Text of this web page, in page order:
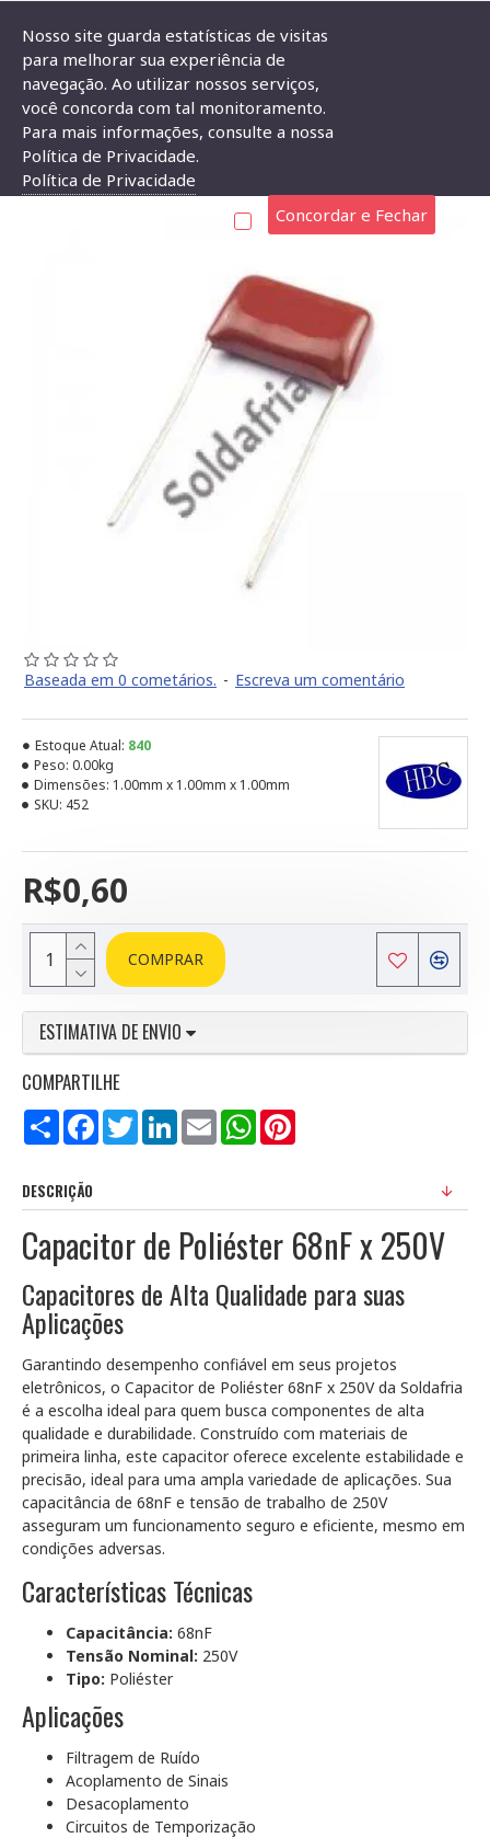
Capacitor De Poliester 68nF X 250V
CAPACITOR DE POLIESTER 68NF X 250V
Baseada em 0 cometários. - Escreva um comentário
R$0,60
Estoque Atual: 840
Peso: 0.00kg
Dimensões: 1.00mm x 1.00mm x 1.00mm
SKU: 452
COMPRAR
ESTIMATIVA DE ENVIO
COMPARTILHE
Compartilhar
FacebookTwitterLinkedInEmail WhatsApp
DESCRIÇÃO
Capacitor de Poliéster 68nF x 250V
Capacitores de Alta Qualidade para suas
Aplicações
Garantindo desempenho confiável em seus projetos
eletrônicos, o Capacitor de Poliéster 68nF x 250V da Soldafria
é a escolha ideal para quem busca componentes de alta
qualidade e durabilidade. Construído com materiais de
primeira linha, este capacitor oferece excelente estabilidade e
precisão, ideal para uma ampla variedade de aplicações. Sua
capacitância de 68nF e tensão de trabalho de 250V
asseguram um funcionamento seguro e eficiente, mesmo em
condições adversas.
Características Técnicas
Capacitância: 68nF
Tensão Nominal: 250V
Tipo: Poliéster
Aplicações
Filtragem de Ruído
Acoplamento de Sinais
Desacoplamento
Circuitos de Temporização
Nosso site guarda estatísticas de visitas
para melhorar sua experiência de
navegação. Ao utilizar nossos serviços,
você concorda com tal monitoramento.
Para mais informações, consulte a nossa
Política de Privacidade.
Política de Privacidade
Concordar e Fechar